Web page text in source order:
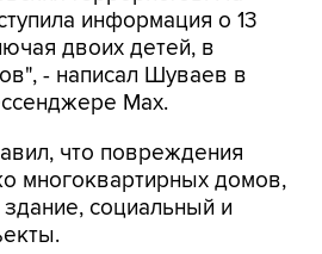
- написал Шуваев в
Max.
что повреждения
социальный и
Шуваев